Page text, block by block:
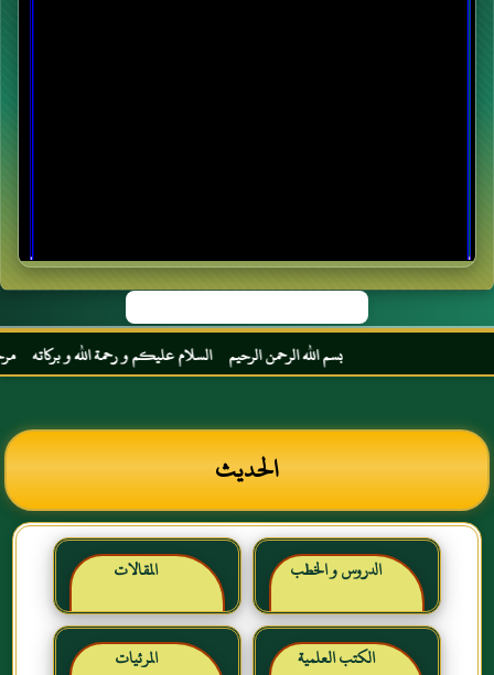
بسم الله الرحمن الرحيم السلام عليكم و رحمة الله و بركاته مرحبا
الحديث
الدروس و الخطب المقالات
الكتب العلمية المرئيات